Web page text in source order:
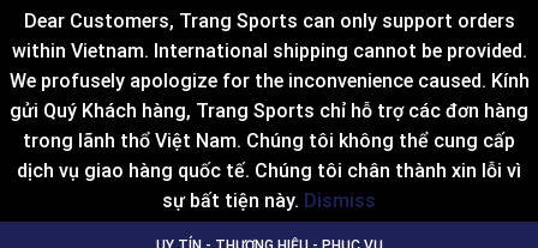
Dear Customers, Trang Sports can only support orders
within Vietnam. International shipping cannot be provided.
We profusely apologize for the inconvenience caused. Kính
gửi Quý Khách hàng, Trang Sports chỉ hỗ trợ các đơn hàng
trong lãnh thổ Việt Nam. Chúng tôi không thể cung cấp
dịch vụ giao hàng quốc tế. Chúng tôi chân thành xin lỗi vì
sự bất tiện này. Dismiss